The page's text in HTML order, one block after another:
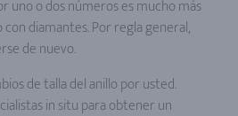
uno o dos números es mucho más
diamantes. Por regla general,
de nuevo.
de talla del anillo por usted.
in situ para obtener un